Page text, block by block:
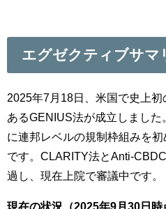
エグゼクティブサマ
2025年7月18日、米国で史上
あるGENIUS法が成立しまし
に連邦レベルの規制枠組みを
です。CLARITY法とAnti-
過し、現在上院で審議中です。
現在の状況（2025年9月30日時